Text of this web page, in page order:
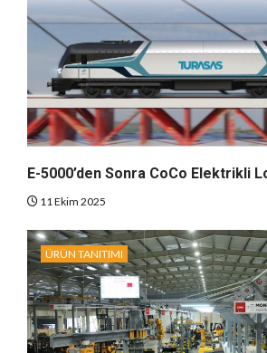
E-5000’den Sonra CoCo Elektrikli
11 Ekim 2025
ÜRÜN TANITIMI